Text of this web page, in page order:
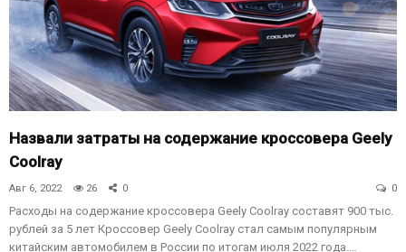
Назвали затраты на содержание кроссовера Geely
Coolray
Авг 6, 2022 26 0 0
Расходы на содержание кроссовера Geely Coolray составят 900 тыс.
рублей за 5 лет Кроссовер Geely Coolray стал самым популярным
китайским автомобилем в России по итогам июля 2022 года.…